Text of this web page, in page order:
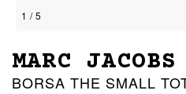
1 / 5
MARC JACOBS
BORSA THE SMALL